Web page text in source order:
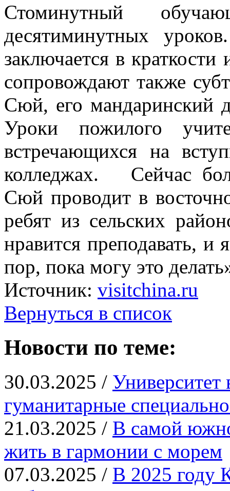
Стоминутный
десятиминутных
заключается в
сопровождают также
Сюй, его мандаринский
Уроки пожилого
встречающихся на
колледжах. Сейчас
Сюй проводит в
ребят из сельских
нравится преподавать, и
пор, пока могу это
Источник: visitchina.ru
Вернуться в список
Новости по теме:
30.03.2025 / Университет
гуманитарные
21.03.2025 / В самой
жить в гармонии с морем
07.03.2025 / В 2025 году